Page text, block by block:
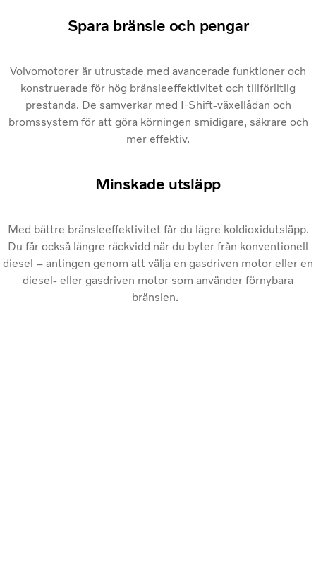
Spara bränsle och pengar
Volvomotorer är utrustade med avancerade funktioner och
konstruerade för hög bränsleeffektivitet och tillförlitlig
prestanda. De samverkar med I-Shift-växellådan och
bromssystem för att göra körningen smidigare, säkrare och
mer effektiv.
Minskade utsläpp
Med bättre bränsleeffektivitet får du lägre koldioxidutsläpp.
Du får också längre räckvidd när du byter från konventionell
diesel – antingen genom att välja en gasdriven motor eller en
diesel- eller gasdriven motor som använder förnybara
bränslen.